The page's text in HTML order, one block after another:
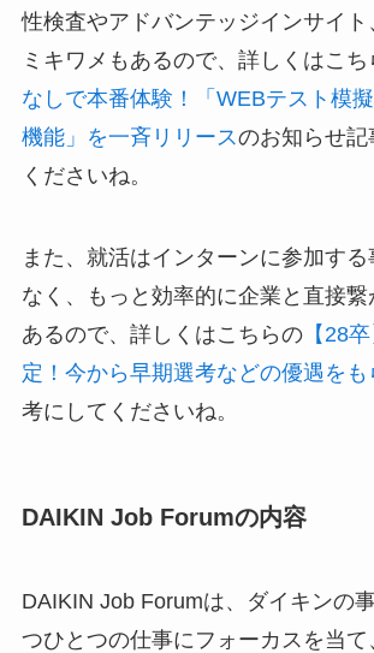
性検査やアドバンテッジインサイ
ミキワメもあるので、詳しくはこち
なしで本番体験！「WEBテスト模
機能」を一斉リリースのお知らせ記
くださいね。
また、就活はインターンに参加す
なく、もっと効率的に企業と直接繋
あるので、詳しくはこちらの【28
定！今から早期選考などの優遇をも
考にしてくださいね。
DAIKIN Job Forumの内容
DAIKIN Job Forumは、ダイキンの
つひとつの仕事にフォーカスを当て